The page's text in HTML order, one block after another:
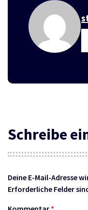
Schreibe
Deine E-Mail-Adresse
Erforderliche Felder